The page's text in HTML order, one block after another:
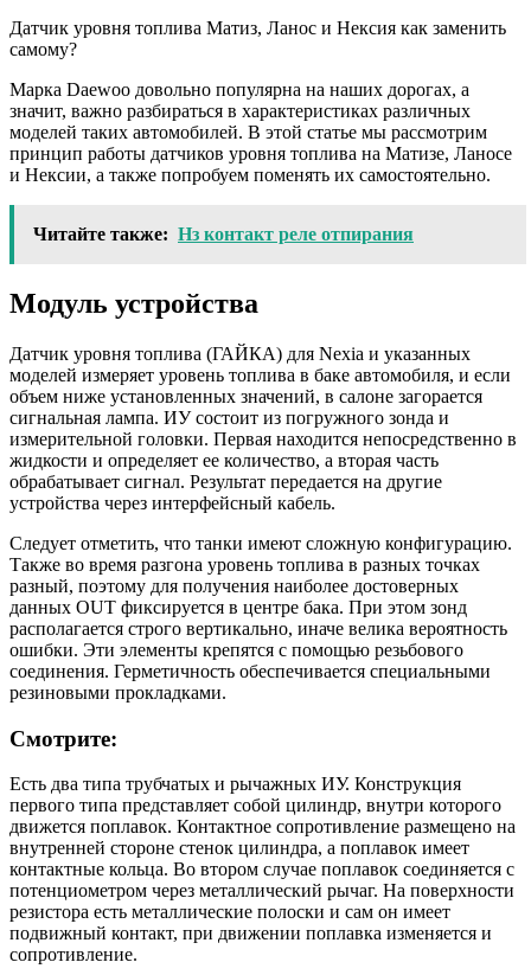
Датчик уровня топлива Матиз, Ланос и Нексия как заменить
самому?
Марка Daewoo довольно популярна на наших дорогах, а
значит, важно разбираться в характеристиках различных
моделей таких автомобилей. В этой статье мы рассмотрим
принцип работы датчиков уровня топлива на Матизе, Ланосе
и Нексии, а также попробуем поменять их самостоятельно.
Читайте также: Нз контакт реле отпирания
Модуль устройства
Датчик уровня топлива (ГАЙКА) для Nexia и указанных
моделей измеряет уровень топлива в баке автомобиля, и если
объем ниже установленных значений, в салоне загорается
сигнальная лампа. ИУ состоит из погружного зонда и
измерительной головки. Первая находится непосредственно в
жидкости и определяет ее количество, а вторая часть
обрабатывает сигнал. Результат передается на другие
устройства через интерфейсный кабель.
Следует отметить, что танки имеют сложную конфигурацию.
Также во время разгона уровень топлива в разных точках
разный, поэтому для получения наиболее достоверных
данных OUT фиксируется в центре бака. При этом зонд
располагается строго вертикально, иначе велика вероятность
ошибки. Эти элементы крепятся с помощью резьбового
соединения. Герметичность обеспечивается специальными
резиновыми прокладками.
Смотрите:
Есть два типа трубчатых и рычажных ИУ. Конструкция
первого типа представляет собой цилиндр, внутри которого
движется поплавок. Контактное сопротивление размещено на
внутренней стороне стенок цилиндра, а поплавок имеет
контактные кольца. Во втором случае поплавок соединяется с
потенциометром через металлический рычаг. На поверхности
резистора есть металлические полоски и сам он имеет
подвижный контакт, при движении поплавка изменяется и
сопротивление.